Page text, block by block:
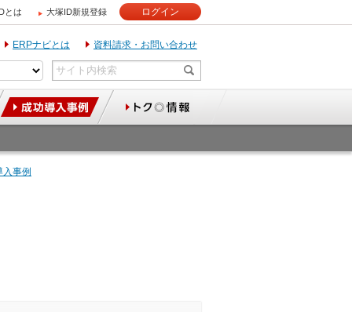
とは 大塚ID新規登録 ログイン
ERPナビとは 資料請求・お問い合わせ
事例